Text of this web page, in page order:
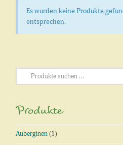
Es wurden keine Produkte
entsprechen.
Suchen
nach:
Produkte
Auberginen (1)